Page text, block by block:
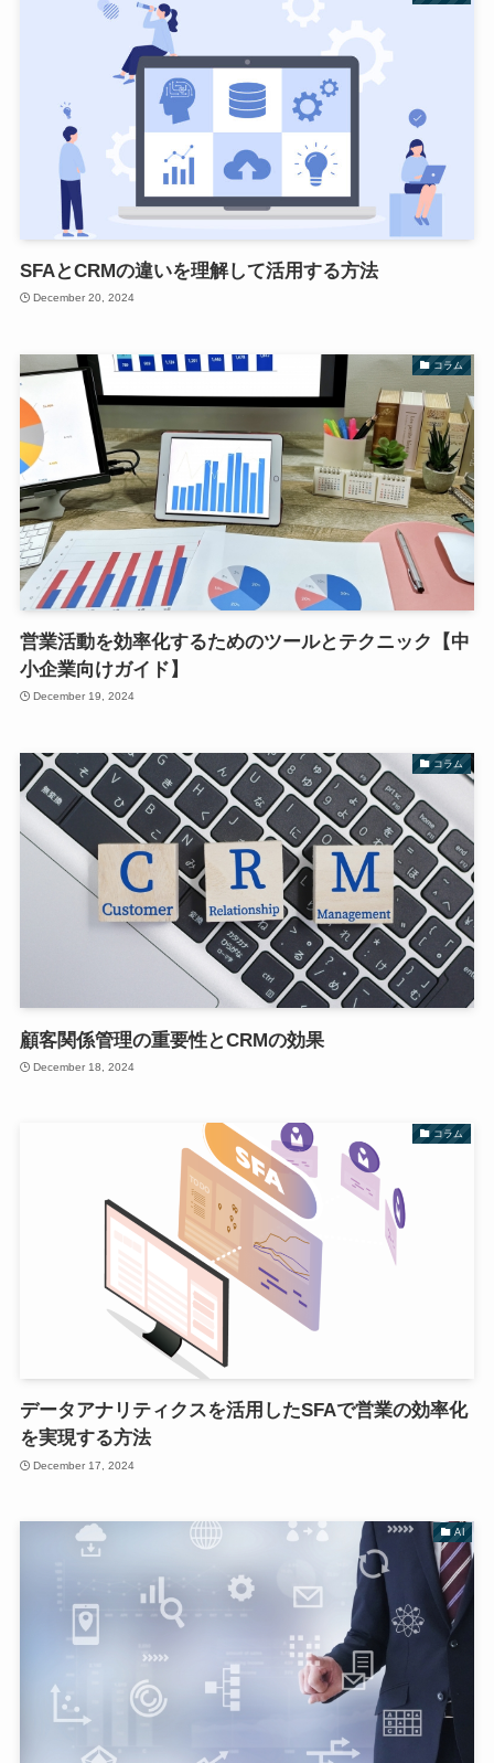
SFAとCRMの違いを理解して活用する方法
December 20, 2024
コラム
営業活動を効率化するためのツールとテクニック【中
小企業向けガイド】
December 19, 2024
コラム
顧客関係管理の重要性とCRMの効果
December 18, 2024
コラム
データアナリティクスを活用したSFAで営業の効率化
を実現する方法
December 17, 2024
AI